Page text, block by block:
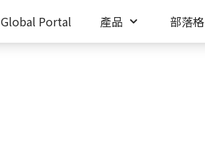
Global Portal 產品 部落格